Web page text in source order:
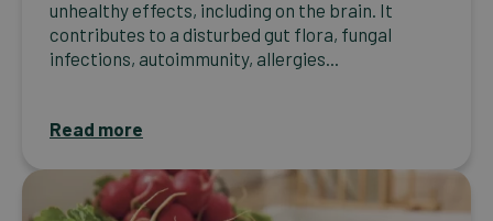
unhealthy effects, including on the brain. It
contributes to a disturbed gut flora, fungal
infections, autoimmunity, allergies...
Read more